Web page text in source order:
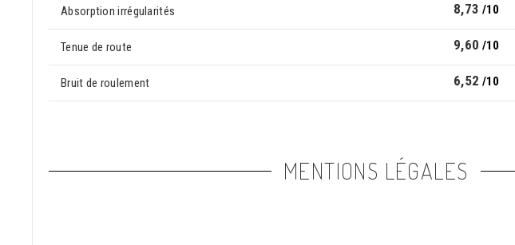
Absorption irrégularités 8,73 /10
Tenue de route 9,60 /10
Bruit de roulement 6,52 /10
MENTIONS LÉGALES